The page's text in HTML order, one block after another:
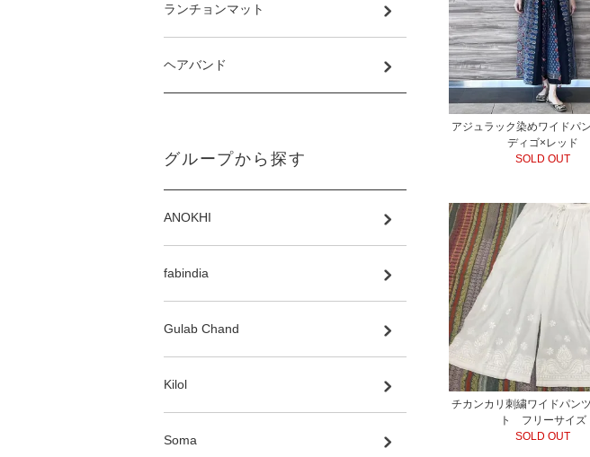
アジュラック染めワイドパ
ディゴ×レッド
SOLD OUT
チカンカリ刺繍ワイドパン
ト フリーサイズ
SOLD OUT
ランチョンマット
ヘアバンド
グループから探す
ANOKHI
fabindia
Gulab Chand
Kilol
Soma